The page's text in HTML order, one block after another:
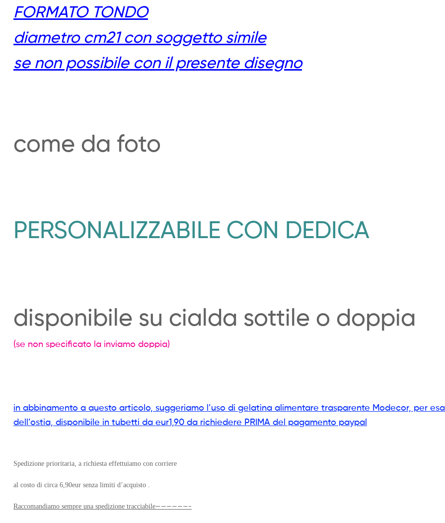
FORMATO TONDO
diametro cm21 con soggetto simile
se non possibile con il presente disegno
come da foto
PERSONALIZZABILE CON DEDICA
disponibile su cialda sottile o doppia
(se non specificato la inviamo doppia)
in abbinamento a questo articolo, suggeriamo l’uso di gelatina alimentare trasparente Modecor, per
dell’ostia, disponibile in tubetti da eur1,90 da richiedere PRIMA del pagamento paypal
Spedizione prioritaria, a richiesta effettuiamo con corriere
al costo di circa 6,90eur senza limiti d’acquisto .
Raccomandiamo sempre una spedizione tracciabile——————-